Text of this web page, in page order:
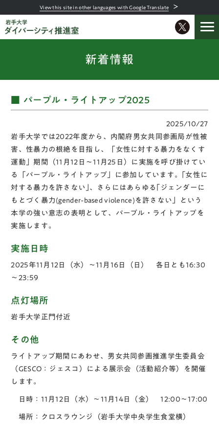
View this site in other languages with Google Translate ＞
新着情報
パープル・ライトアップ2025
2025/10/27
岩手大学では2022年度から、内閣府男女共同参画局が性被
害、性暴力の根絶を目指し、「女性に対する暴力をなくす
運動」期間（11月12日～11月25日）に実施を呼び掛けてい
る「パープル・ライトアップ」に参加しています。｢⼥性に
対する暴⼒を許さない｣、さらにはあらゆる｢ジェンダーに
もとづく暴⼒(gender-based violence)を許さない」という
本学の強い意志の表明として、パープル・ライトアップを
実施します。
実施日時
2025年11月12日（水）～11月16日（日） 各日とも16:30
～23:59
点灯場所
岩手大学正門付近
その他
ライトアップ期間にあわせ、男女共同参画推進学生委員会
（GESCO：ジェスコ）による展示会（活動紹介等）を開催
します。
日時：11月12日（水）～11月14日（金） 12:00～17:00
場所：クロスラウンジ（岩手大学中央学生食堂横）